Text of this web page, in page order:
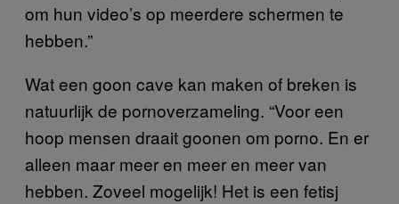
om hun video’s op meerdere schermen te
hebben.”
Wat een goon cave kan maken of breken is
natuurlijk de pornoverzameling. “Voor een
hoop mensen draait goonen om porno. En er
alleen maar meer en meer en meer van
hebben. Zoveel mogelijk! Het is een fetisj